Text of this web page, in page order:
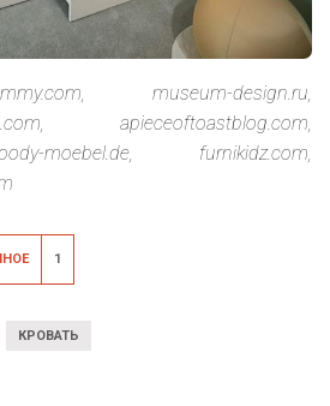
museum-design.ru,
apieceoftoastblog.com,
moebel.de, furnikidz.com,
1
КРОВАТЬ